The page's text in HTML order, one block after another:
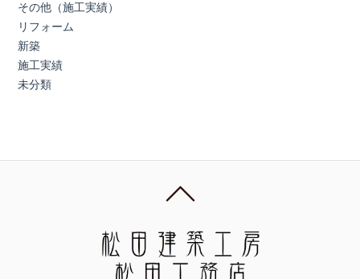
その他（施工実績）
リフォーム
新築
施工実績
未分類